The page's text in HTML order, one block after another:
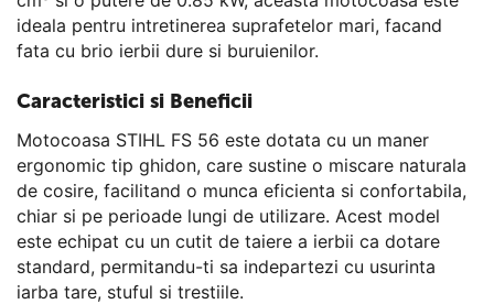
ideala pentru intretinerea suprafetelor mari, facand
fata cu brio ierbii dure si buruienilor.
Caracteristici si Beneficii
Motocoasa STIHL FS 56 este dotata cu un maner
ergonomic tip ghidon, care sustine o miscare naturala
de cosire, facilitand o munca eficienta si confortabila,
chiar si pe perioade lungi de utilizare. Acest model
este echipat cu un cutit de taiere a ierbii ca dotare
standard, permitandu-ti sa indepartezi cu usurinta
iarba tare, stuful si trestiile.